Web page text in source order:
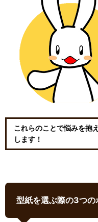
これらのことで悩みを抱
します！
型紙を選ぶ際の3つの